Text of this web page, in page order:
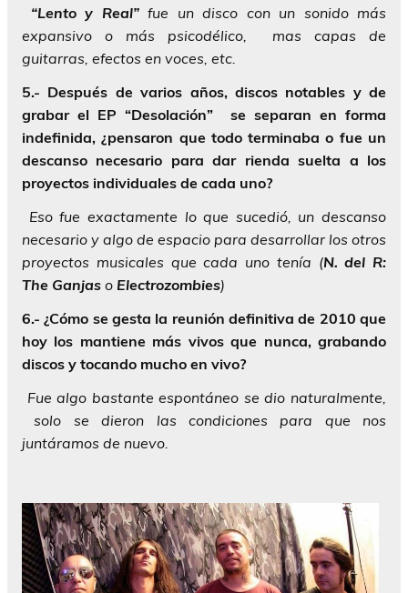
“Lento y Real”fue un disco con un sonido más
expansivo o más psicodélico, mas capas de
guitarras, efectos en voces, etc.
5.- Después de varios años, discos notables y de
grabar el EP “Desolación” se separan en forma
indefinida, ¿pensaron que todo terminaba o fue un
descanso necesario para dar rienda suelta a los
proyectos individuales de cada uno?
Eso fue exactamente lo que sucedió, un descanso
necesario y algo de espacio para desarrollar los otros
proyectos musicales que cada uno tenía (N. del R:
The Ganjas o Electrozombies)
6.- ¿Cómo se gesta la reunión definitiva de 2010 que
hoy los mantiene más vivos que nunca, grabando
discos y tocando mucho en vivo?
Fue algo bastante espontáneo se dio naturalmente,
solo se dieron las condiciones para que nos
juntáramos de nuevo.